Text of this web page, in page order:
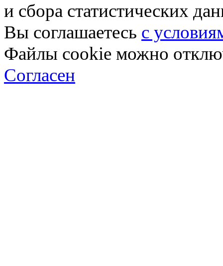
и сбора статистических
Вы соглашаетесь с
Файлы cookie можно
Согласен